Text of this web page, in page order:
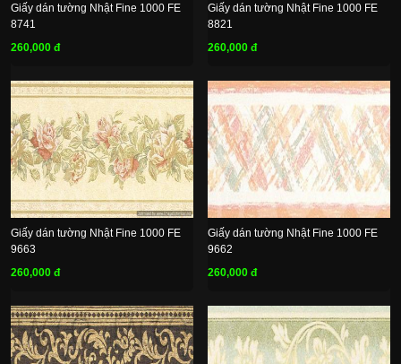
Giấy dán tường Nhật Fine 1000 FE
8741
260,000 đ
Giấy dán tường Nhật Fine 1000 FE
8821
260,000 đ
Giấy dán tường Nhật Fine 1000 FE
9663
260,000 đ
Giấy dán tường Nhật Fine 1000 FE
9662
260,000 đ